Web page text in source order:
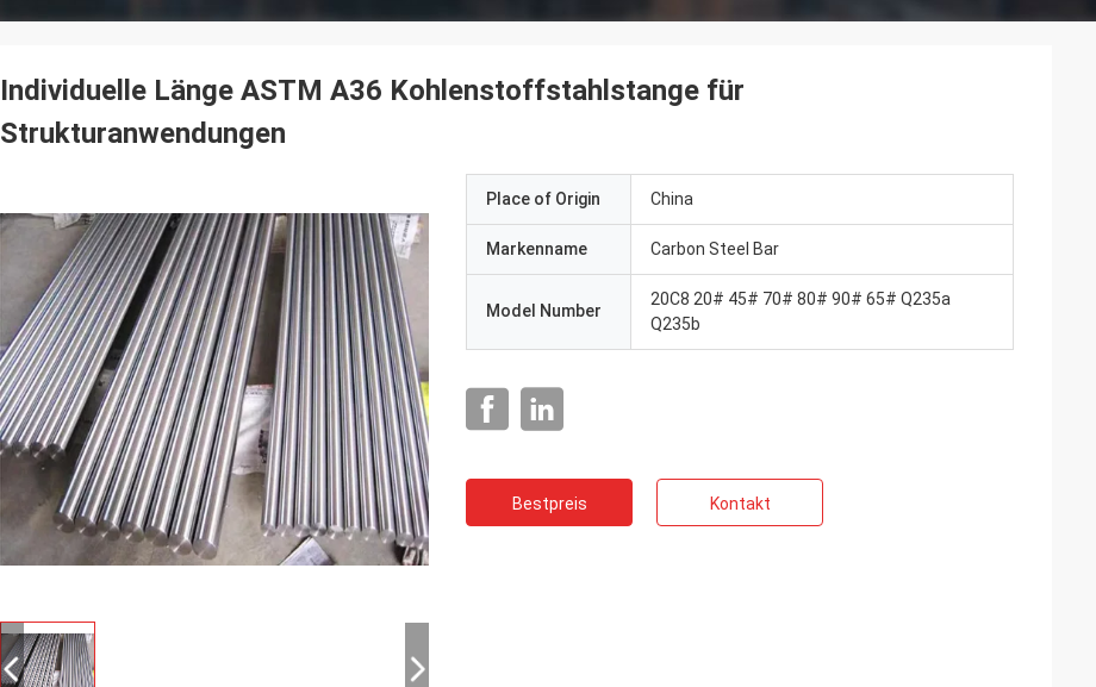
Individuelle Länge ASTM A36 Kohlenstoffstahlstange für
Strukturanwendungen
Place of Origin China
Markenname Carbon Steel Bar
Model Number
20C8 20# 45# 70# 80# 90# 65# Q235a
Q235b
Bestpreis Kontakt